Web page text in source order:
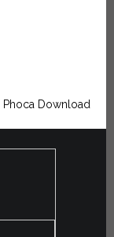
Phoca Download